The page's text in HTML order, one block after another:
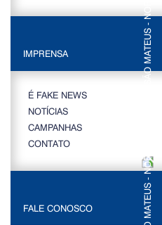
IMPRENSA
É FAKE NEWS
NOTÍCIAS
CAMPANHAS
CONTATO
FALE CONOSCO